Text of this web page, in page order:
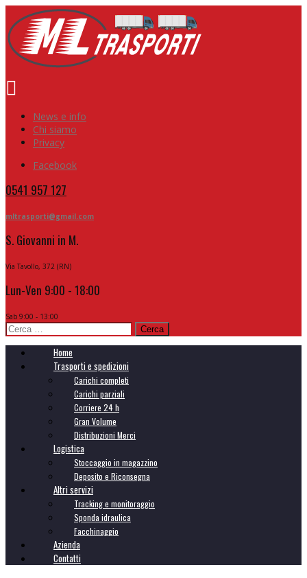
News e info
Chi siamo
Privacy
Facebook
0541 957 127
mltrasporti@gmail.com
S. Giovanni in M.
Via Tavollo, 372 (RN)
Lun-Ven 9:00 - 18:00
Sab 9:00 - 13:00
Ricerca
per:
Home
Trasporti e spedizioni
Carichi completi
Carichi parziali
Corriere 24 h
Gran Volume
Distribuzioni Merci
Logistica
Stoccaggio in magazzino
Deposito e Riconsegna
Altri servizi
Tracking e monitoraggio
Sponda idraulica
Facchinaggio
Azienda
Contatti